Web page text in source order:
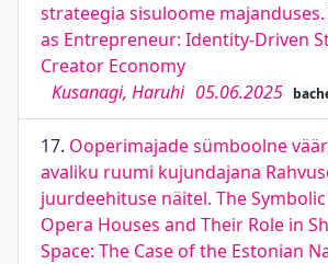
strateegia sisuloome
as Entrepreneur: Identity-Driven
Creator Economy
Kusanagi, Haruhi 05.06.2025
17. Ooperimajade sümboolne
avaliku ruumi kujundajana
juurdeehituse näitel. The
Opera Houses and Their Role in
Space: The Case of the Estonian